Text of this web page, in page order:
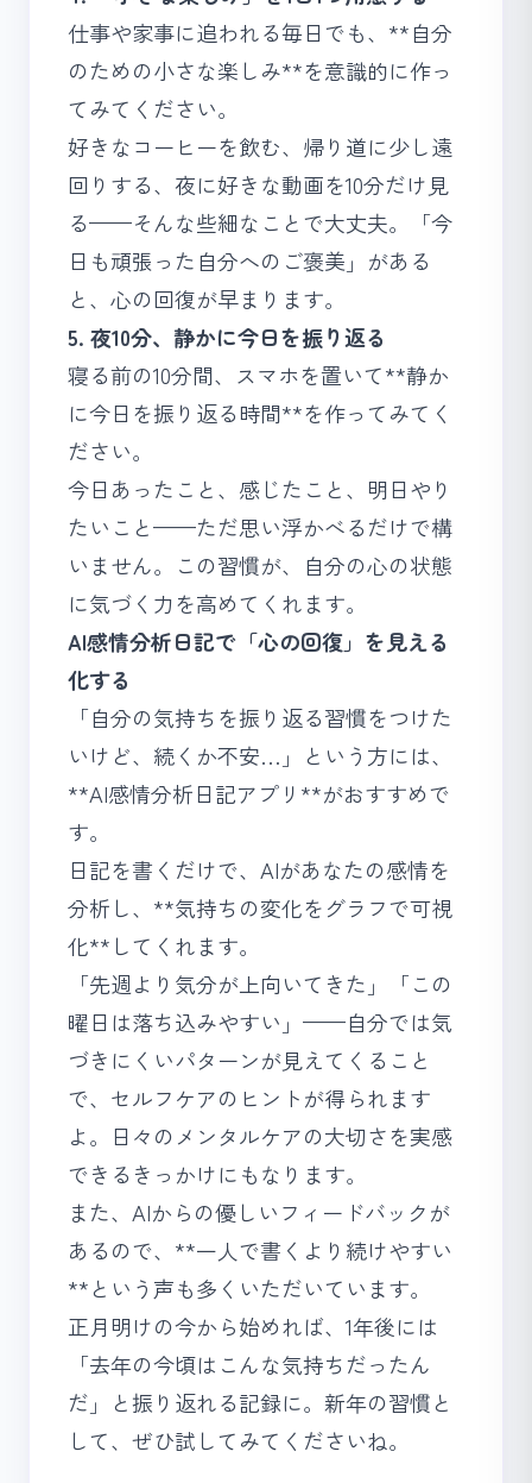
仕事や家事に追われる毎日でも、**自分
のための小さな楽しみ**を意識的に作っ
てみてください。
好きなコーヒーを飲む、帰り道に少し遠
回りする、夜に好きな動画を10分だけ見
る——そんな些細なことで大丈夫。「今
日も頑張った自分へのご褒美」がある
と、心の回復が早まります。
5. 夜10分、静かに今日を振り返る
寝る前の10分間、スマホを置いて**静か
に今日を振り返る時間**を作ってみてく
ださい。
今日あったこと、感じたこと、明日やり
たいこと——ただ思い浮かべるだけで構
いません。この習慣が、自分の心の状態
に気づく力を高めてくれます。
AI感情分析日記で「心の回復」を見える
化する
「自分の気持ちを振り返る習慣をつけた
いけど、続くか不安…」という方には、
**AI感情分析日記アプリ**がおすすめで
す。
日記を書くだけで、AIがあなたの感情を
分析し、**気持ちの変化をグラフで可視
化**してくれます。
「先週より気分が上向いてきた」「この
曜日は落ち込みやすい」——自分では気
づきにくいパターンが見えてくること
で、セルフケアのヒントが得られます
よ。日々のメンタルケアの大切さを実感
できるきっかけにもなります。
また、AIからの優しいフィードバックが
あるので、**一人で書くより続けやすい
**という声も多くいただいています。
正月明けの今から始めれば、1年後には
「去年の今頃はこんな気持ちだったん
だ」と振り返れる記録に。新年の習慣と
して、ぜひ試してみてくださいね。